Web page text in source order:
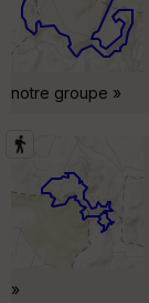
notre groupe »
»